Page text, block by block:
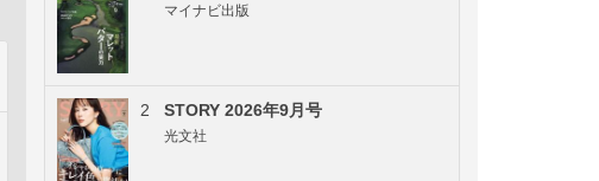
マイナビ出版
2 STORY 2026年9月号
光文社